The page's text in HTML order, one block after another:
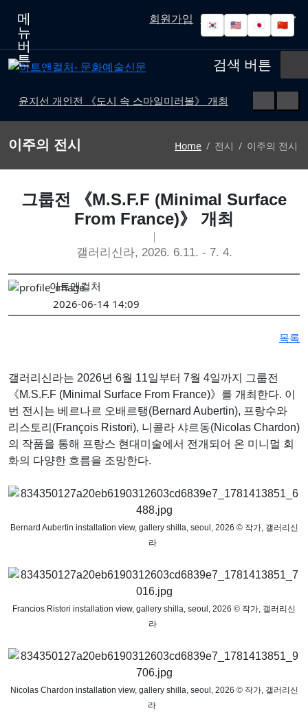
메
뉴
버
튼
회원가입 로그인 고객센터
윤지선 개인전 《도시 속 스마일미러볼》 개최
'가우디: 서울에서 다시 태어나다' 개막
예술사진전 《RE: Image — Photography as Art Object》 개최
'파인캐릭터 2026', DDP서 11월 개최
김소정•홍우진 2인전 《모래 가득 쥔 손》 개최
강민서·송이현진 2인전 《Fabricated Narratives 》 개최
6인의 그룹전 《뉴홉》 개최
김보경, 서민정 2인전 《두 개의 달》 개최
2026 경기도자비엔날레 국제공모전 대상작에 데이비드 라우어
검색 버튼
🇰🇷 🇺🇸 🇯🇵 🇨🇳
이주의 전시 Home 전시 이주의 전시
그룹전 《M.S.F.F (Minimal Surface
From France)》 개최
갤러리신라, 2026. 6.11. - 7. 4.
아트앤컬처
2026-06-14 14:09
목록
갤러리신라는 2026년 6월 11일부터 7월 4일까지 그룹전
《M.S.F.F (Minimal Surface From France)》를 개최한다. 이
번 전시는 베르나르 오배르탱(Bernard Aubertin), 프랑수와
리스토리(François Ristori), 니콜라 샤르동(Nicolas Chardon)
의 작품을 통해 프랑스 현대미술에서 전개되어 온 미니멀 회
화의 다양한 흐름을 조망한다.
Bernard Aubertin installation view, gallery shilla, seoul, 2026 © 작가, 갤러리신
라
Francios Ristori installation view, gallery shilla, seoul, 2026 © 작가, 갤러리신
라
Nicolas Chardon installation view, gallery shilla, seoul, 2026 © 작가, 갤러리신
라